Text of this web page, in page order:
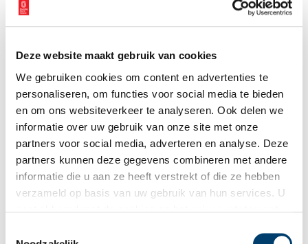
Deze website maakt gebruik van cookies
We gebruiken cookies om content en advertenties te
personaliseren, om functies voor social media te bieden
en om ons websiteverkeer te analyseren. Ook delen we
informatie over uw gebruik van onze site met onze
partners voor social media, adverteren en analyse. Deze
partners kunnen deze gegevens combineren met andere
informatie die u aan ze heeft verstrekt of die ze hebben
verzameld op basis van uw gebruik van hun services. U
Je kunt je afvragen of het kaalscheren van een man als Wijn
tijdens de warme julimaand nu echt zo wreed was. Voor vrouwen,
lokken, was deze straf vele malen erger. In de dagen na de
ingelaten met nazi-soldaten, de zogenaamde ‘moffenmeiden’, dit
lot. Ze werden op straat in de kraag gegrepen en door
ongetrainde handen kaalgeknipt, vaak voor een groot aantal
toegestroomde toeschouwers. De maanden erna konden ze niet
over straat lopen zonder uitgescholden te worden.
Op een foto uit de Zaanstreek is te zien hoe een tienermeisje de
dag na de Bevrijding hardhandig wordt kaalgeknipt. Opvallend is
de jonge leeftijd van haar belagers, stuk voor stuk jongens die
jongen op de foto lijkt zelfs een mes in zijn hand te hebben in